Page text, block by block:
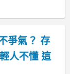
殊的社會中翻
像一個自由馳
爭氣？ 存
人不懂 這